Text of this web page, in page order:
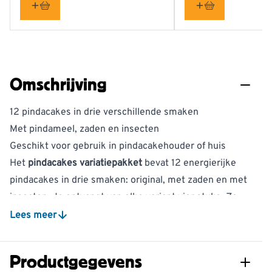
Omschrijving
12 pindacakes in drie verschillende smaken
Met pindameel, zaden en insecten
Geschikt voor gebruik in pindacakehouder of huis
Het pindacakes variatiepakket bevat 12 energierijke
pindacakes in drie smaken: original, met zaden en met
insecten. Je ontvangt van elke variant vier stuks. Zo
bied je tuinvogels afwisseling in het vogelvoer en
natuurlijke vetten, gecombineerd met pindameel. De
Lees meer
Productgegevens